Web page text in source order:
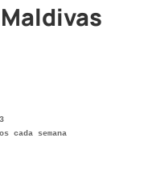
cada semana